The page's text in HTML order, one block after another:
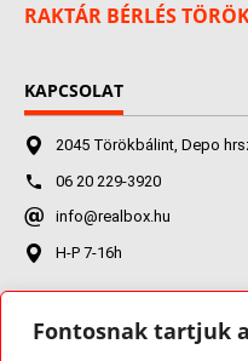
Fontosnak tartjuk
RAKTÁR BÉRLÉS
KAPCSOLAT
2045 Törökbálint, Depo
06 20 229-3920
info@realbox.hu
H-P 7-16h
FACEBOOK